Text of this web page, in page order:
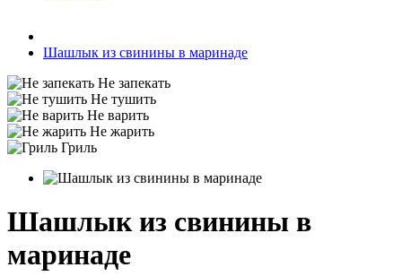
Шашлык из свинины в маринаде
Не запекать
Не тушить
Не варить
Не жарить
Гриль
Шашлык из свинины в
маринаде